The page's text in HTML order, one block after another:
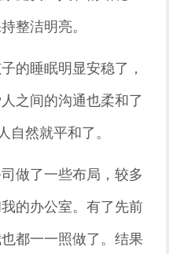
整洁明亮。
的睡眠明显安稳了，
之间的沟通也柔和了
自然就平和了。
做了一些布局，较多
的办公室。有了先前
都一一照做了。结果